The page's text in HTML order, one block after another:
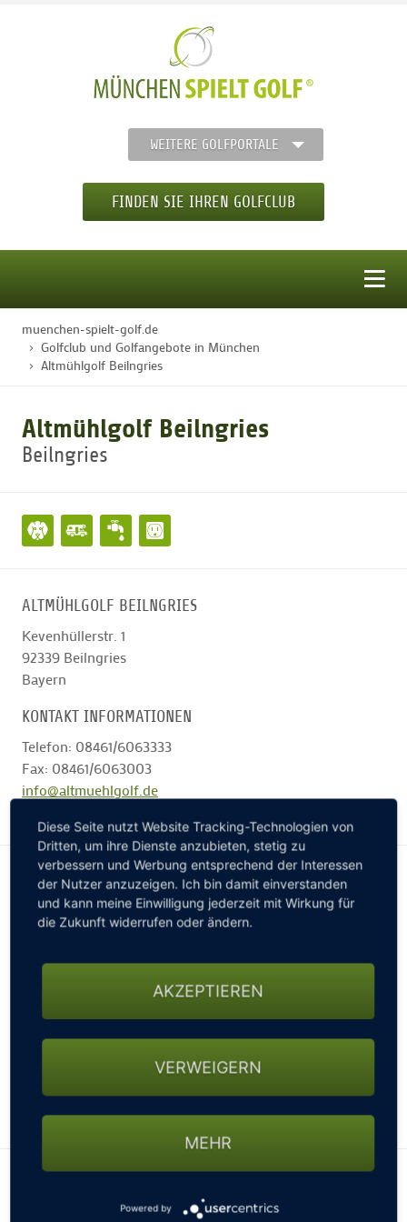
WEITERE GOLFPORTALE
FINDEN SIE IHREN GOLFCLUB
STARTSEITE
GOLFTURNIERE
GOLF NEWS
GOLFHOTELS
muenchen-spielt-golf.de
Golfclub und Golfangebote in München
Altmühlgolf Beilngries
Altmühlgolf Beilngries
Beilngries
ALTMÜHLGOLF BEILNGRIES
Kevenhüllerstr. 1
92339 Beilngries
Bayern
KONTAKT INFORMATIONEN
Telefon: 08461/6063333
Fax: 08461/6063003
info@altmuehlgolf.de
INFORMATIONEN FÜR WOHNMOBILE
Wohnmobile sind auf unserem Platz gern gesehen.Bitte
vor Anreise anmelden!
Wohnmobil freundlich
Stellplätze vorhanden
Normale Parkplätze
Stellplatz bis 11m
Preis pro Tag: 15,00 EUR
Diese Seite nutzt Website Tracking-Technologien von
Dritten, um ihre Dienste anzubieten, stetig zu
verbessern und Werbung entsprechend der Interessen
der Nutzer anzuzeigen. Ich bin damit einverstanden
und kann meine Einwilligung jederzeit mit Wirkung für
die Zukunft widerrufen oder ändern.
AKZEPTIEREN
VERWEIGERN
MEHR
Powered by